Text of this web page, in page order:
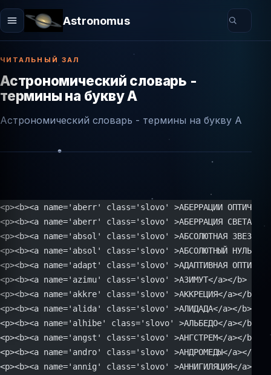
Astronomus
ЧИТАЛЬНЫЙ ЗАЛ
Астрономический словарь -
термины на букву А
Астрономический словарь - термины на букву А
<p><b><a name='aberr' class='slovo' >АБЕРРАЦИИ
<p><b><a name='aberr' class='slovo' >АБЕРРАЦИЯ СВЕТА</
<p><b><a name='absol' class='slovo' >АБСОЛЮТНАЯ
<p><b><a name='absol' class='slovo' >АБСОЛЮТНЫЙ НУЛЬ</
<p><b><a name='adapt' class='slovo' >АДАПТИВНАЯ
<p><b><a name='azimu' class='slovo' >АЗИМУТ</a></b>
<p><b><a name='akkre' class='slovo' >АККРЕЦИЯ</a></b> -
<p><b><a name='alida' class='slovo' >АЛИДАДА</a></b> -
<p><b><a name='alhibe' class='slovo' >АЛЬБЕДО</a></b> -
<p><b><a name='angst' class='slovo' >АНГСТРЕМ</a></b> -
<p><b><a name='andro' class='slovo' >АНДРОМЕДЫ</a></b>
<p><b><a name='annig' class='slovo' >АННИГИЛЯЦИЯ</a></